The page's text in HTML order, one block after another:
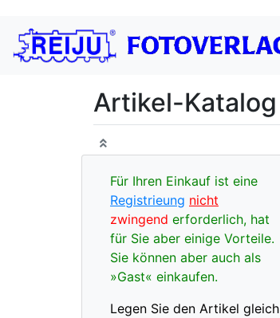
Artikel-Katalog
Für Ihren Einkauf ist eine
Registrieung nicht
zwingend erforderlich, hat
für Sie aber einige Vorteile.
Sie können aber auch als
»Gast« einkaufen.
Legen Sie den Artikel gleich